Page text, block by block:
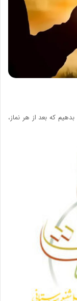
که بعد از هر نماز،